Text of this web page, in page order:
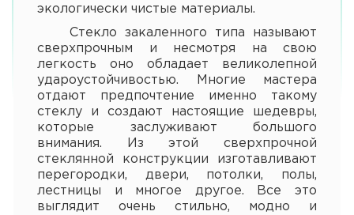
экологически чистые материалы.
Стекло закаленного типа называют
сверхпрочным и несмотря на свою
легкость оно обладает великолепной
удароустойчивостью. Многие мастера
отдают предпочтение именно такому
стеклу и создают настоящие шедевры,
которые заслуживают большого
внимания. Из этой сверхпрочной
стеклянной конструкции изготавливают
перегородки, двери, потолки, полы,
лестницы и многое другое. Все это
выглядит очень стильно, модно и